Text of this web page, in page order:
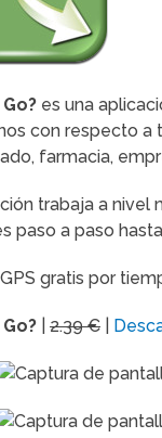
es una
con respecto a
farmacia,
trabaja a nivel
paso a paso
gratis por
2.39 €